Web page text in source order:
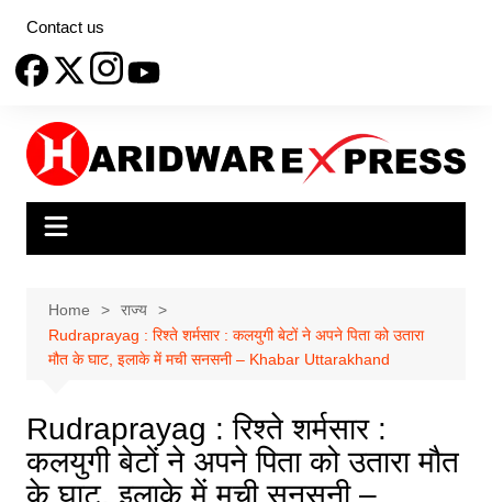
content
Contact us
Home
राज्य
Rudraprayag : रिश्ते शर्मसार : कलयुगी बेटों ने अपने पिता को उतारा
मौत के घाट, इलाके में मची सनसनी – Khabar Uttarakhand
Rudraprayag : रिश्ते शर्मसार :
कलयुगी बेटों ने अपने पिता को उतारा मौत
के घाट, इलाके में मची सनसनी –